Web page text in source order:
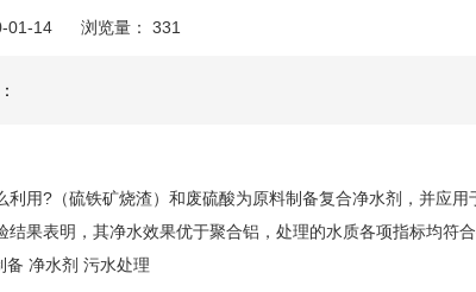
01-14 浏览量： 331
利用?（硫铁矿烧渣）和废硫酸为原料制备复合净水剂，并应
结果表明，其净水效果优于聚合铝，处理的水质各项指标均符合
备 净水剂 污水处理